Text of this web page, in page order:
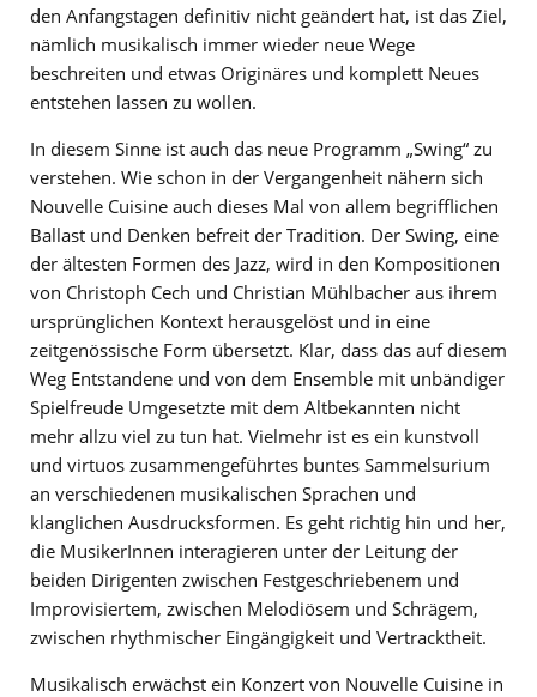
den Anfangstagen definitiv nicht geändert hat, ist das Ziel,
nämlich musikalisch immer wieder neue Wege
beschreiten und etwas Originäres und komplett Neues
entstehen lassen zu wollen.
In diesem Sinne ist auch das neue Programm „Swing“ zu
verstehen. Wie schon in der Vergangenheit nähern sich
Nouvelle Cuisine auch dieses Mal von allem begrifflichen
Ballast und Denken befreit der Tradition. Der Swing, eine
der ältesten Formen des Jazz, wird in den Kompositionen
von Christoph Cech und Christian Mühlbacher aus ihrem
ursprünglichen Kontext herausgelöst und in eine
zeitgenössische Form übersetzt. Klar, dass das auf diesem
Weg Entstandene und von dem Ensemble mit unbändiger
Spielfreude Umgesetzte mit dem Altbekannten nicht
mehr allzu viel zu tun hat. Vielmehr ist es ein kunstvoll
und virtuos zusammengeführtes buntes Sammelsurium
an verschiedenen musikalischen Sprachen und
klanglichen Ausdrucksformen. Es geht richtig hin und her,
die MusikerInnen interagieren unter der Leitung der
beiden Dirigenten zwischen Festgeschriebenem und
Improvisiertem, zwischen Melodiösem und Schrägem,
zwischen rhythmischer Eingängigkeit und Vertracktheit.
Musikalisch erwächst ein Konzert von Nouvelle Cuisine in